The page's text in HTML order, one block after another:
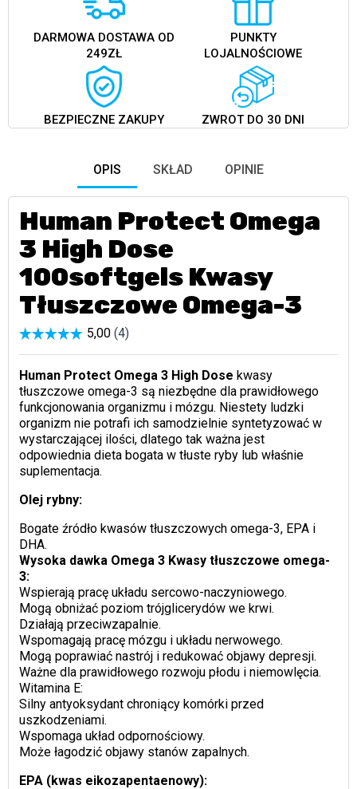
DARMOWA DOSTAWA OD
249ZŁ
PUNKTY
LOJALNOŚCIOWE
BEZPIECZNE ZAKUPY ZWROT DO 30 DNI
OPIS SKŁAD OPINIE
Human Protect Omega
3 High Dose
100softgels Kwasy
Tłuszczowe Omega-3
Human Protect Omega 3 High Dose kwasy
tłuszczowe omega-3 są niezbędne dla prawidłowego
funkcjonowania organizmu i mózgu. Niestety ludzki
organizm nie potrafi ich samodzielnie syntetyzować w
wystarczającej ilości, dlatego tak ważna jest
odpowiednia dieta bogata w tłuste ryby lub właśnie
suplementacja.
Olej rybny:
Bogate źródło kwasów tłuszczowych omega-3, EPA i
DHA.
Wysoka dawka Omega 3 Kwasy tłuszczowe omega-
3:
Wspierają pracę układu sercowo-naczyniowego.
Mogą obniżać poziom trójglicerydów we krwi.
Działają przeciwzapalnie.
Wspomagają pracę mózgu i układu nerwowego.
Mogą poprawiać nastrój i redukować objawy depresji.
Ważne dla prawidłowego rozwoju płodu i niemowlęcia.
Witamina E:
Silny antyoksydant chroniący komórki przed
uszkodzeniami.
Wspomaga układ odpornościowy.
Może łagodzić objawy stanów zapalnych.
EPA (kwas eikozapentaenowy):